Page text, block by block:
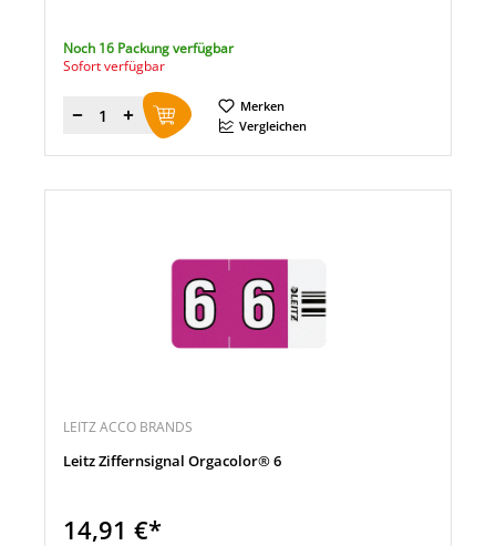
Noch 16 Packung verfügbar
Sofort verfügbar
Menge
Merken
Vergleichen
LEITZ ACCO BRANDS
Leitz Ziffernsignal Orgacolor® 6
14,91 €*